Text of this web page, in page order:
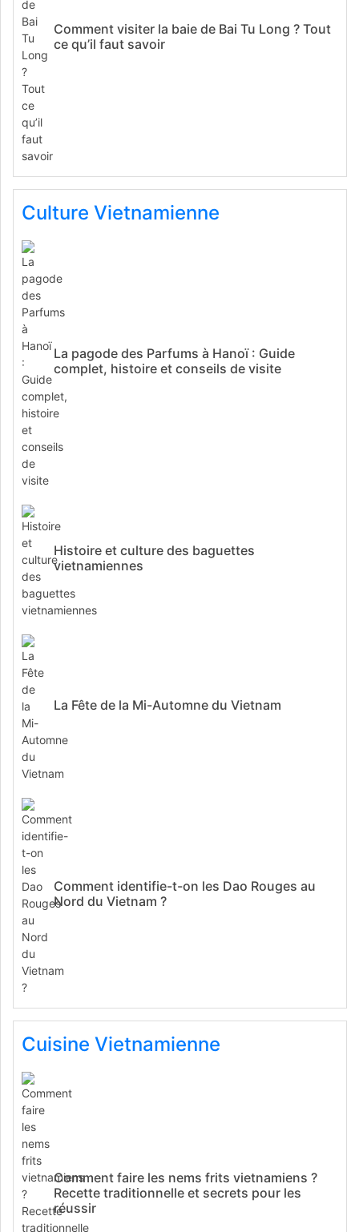
Comment visiter la baie de Bai Tu Long ? Tout
ce qu’il faut savoir
Culture Vietnamienne
La pagode des Parfums à Hanoï : Guide
complet, histoire et conseils de visite
Histoire et culture des baguettes
vietnamiennes
La Fête de la Mi-Automne du Vietnam
Comment identifie-t-on les Dao Rouges au
Nord du Vietnam ?
Cuisine Vietnamienne
Comment faire les nems frits vietnamiens ?
Recette traditionnelle et secrets pour les
réussir